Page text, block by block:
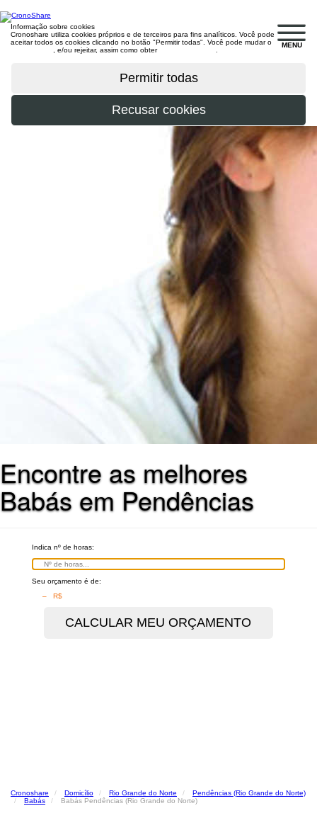
MENU
Informação sobre cookies
Cronoshare utiliza cookies próprios e de terceiros para fins analíticos. Você pode
aceitar todos os cookies clicando no botão "Permitir todas". Você pode mudar o
, e/ou rejeitar, assim como obter
Encontre as melhores
Babás em Pendências
Indica nº de horas:
Seu orçamento é de:
– R$
Cronoshare Domicílio Rio Grande do Norte
Pendências (Rio Grande do Norte)
Babás
Babás Pendências (Rio Grande do Norte)